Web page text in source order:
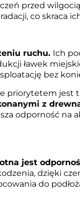
przed
co skraca
ruchu. Ich
ławek
bez
priorytetem jest
z
odporność na
jest
dzięki
do